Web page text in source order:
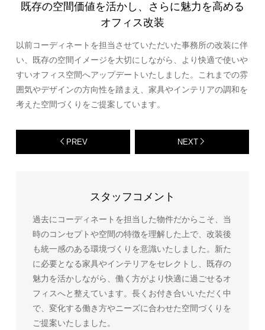
既存の空間価値を活かし、さらに魅力を高める
オフィス改装
以前コーディネートを担当させていただいた事務所の改装に伴
い、既存の空間イメージを大切にしながら、より快適で使いや
すいオフィス空間へアップデートいたしました。これまでの雰
囲気やデザインの方向性を踏まえ、家具やインテリアの調和を
考えた空間づくりをご提案しています。
PREV NEXT
スタッフコメント
過去にコーディネートを担当した物件だからこそ、当
時のコンセプトや空間の特徴を理解した上で、改装後
も統一感のある環境づくりを意識いたしました。新た
に必要となる家具やインテリアをセレクトし、既存の
魅力を活かしながら、働く方がより快適に過ごせるオ
フィスへと整えています。長くお付き合いいただく中
で、変化する働き方やニーズに合わせた空間づくりを
ご提案いたしました。